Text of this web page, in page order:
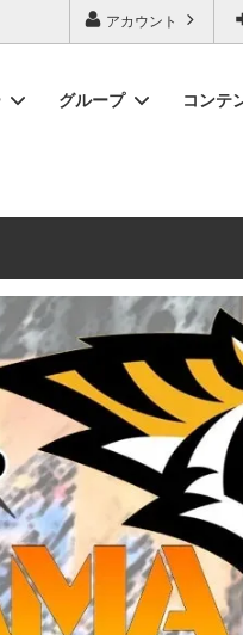
とボードゲームのことなら
り扱い。 在庫品は即日発送対
アカウント
ウォーハンマー ブ
イ
WARHAMME
ハンマーブラック
Two Thin Coats
ボードゲームグッ
ジ・ダイストレイ
など)
JOYTOY(ジョイト
グループ
テレイン（ウォー
40000で使えるヘ
English
シタデルカラーセッ
ボードゲーム予約
CMON JAPAN
世界の童話シリーズ
コンテ